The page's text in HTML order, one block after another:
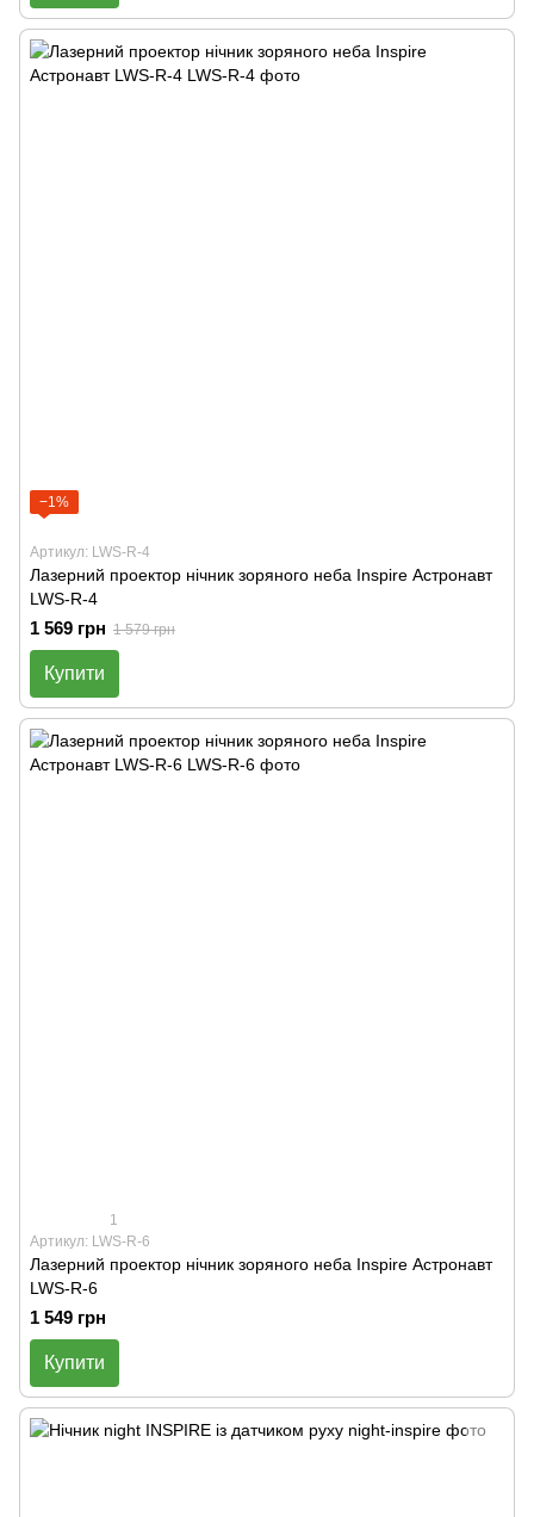
−1%
Артикул: LWS-R-4
Лазерний проектор нічник зоряного неба Inspire Астронавт
LWS-R-4
1 569 грн 1 579 грн
Купити
1
Артикул: LWS-R-6
Лазерний проектор нічник зоряного неба Inspire Астронавт
LWS-R-6
1 549 грн
Купити